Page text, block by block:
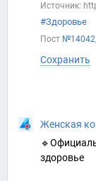
Источник:
#Здоровье
Пост №14042
Сохранить
Женская
здоровье